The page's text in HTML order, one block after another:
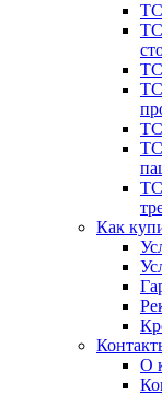
Как
О